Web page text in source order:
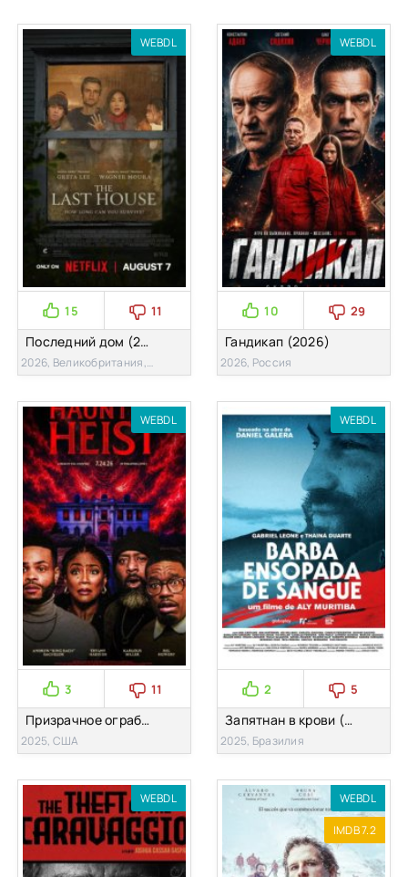
WEBDL
15 11
Последний дом (2026)
2026, Великобритания, Франция, США
WEBDL
10 29
Гандикап (2026)
2026, Россия
WEBDL
3 11
Призрачное ограбление (2025)
2025, США
WEBDL
2 5
Запятнан в крови (2025)
2025, Бразилия
WEBDL WEBDL
IMDB 7.2